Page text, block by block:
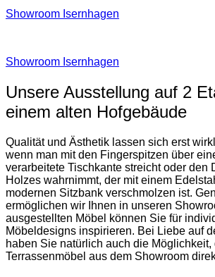
Showroom Isernhagen
Showroom Isernhagen
Unsere Ausstellung auf 2
einem alten Hofgebäude
Qualität und Ästhetik lassen sich erst
wenn man mit den Fingerspitzen über
verarbeitete Tischkante streicht oder den
Holzes wahrnimmt, der mit einem
modernen Sitzbank verschmolzen ist.
ermöglichen wir Ihnen in unseren
ausgestellten Möbel können Sie für
Möbeldesigns inspirieren. Bei Liebe auf
haben Sie natürlich auch die Möglichkeit,
Terrassenmöbel aus dem Showroom